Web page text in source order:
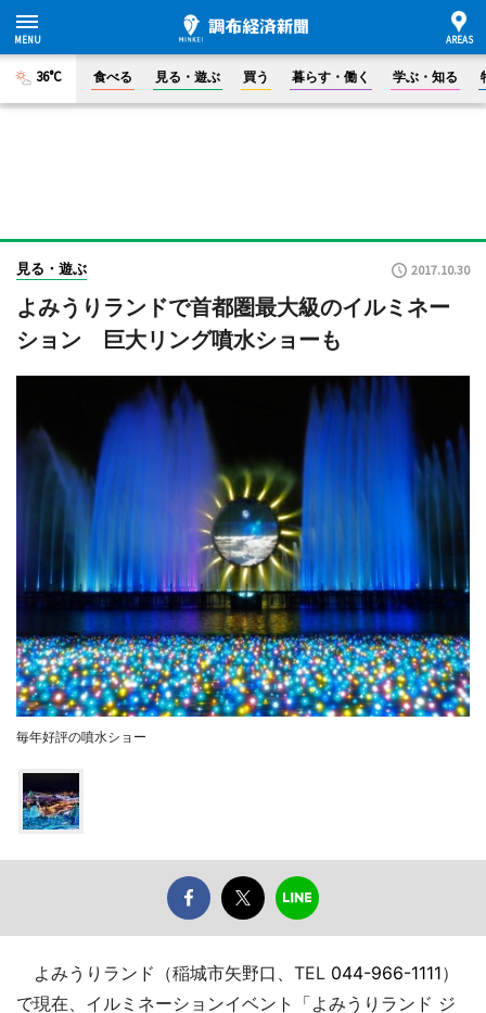
36°C 食べる 見る・遊ぶ 買う 暮らす・働く 学ぶ・知る
見る・遊ぶ 2017.10.30
よみうりランドで首都圏最大級のイルミネー
ション 巨大リング噴水ショーも
毎年好評の噴水ショー
よみうりランド（稲城市矢野口、TEL 044-966-1111）
で現在、イルミネーションイベント「よみうりランド ジ